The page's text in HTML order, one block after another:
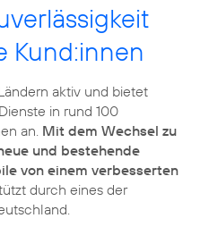
Kund:innen
aktiv und bietet
in rund 100
an. Mit dem Wechsel zu
und bestehende
von einem verbesserten
durch eines der